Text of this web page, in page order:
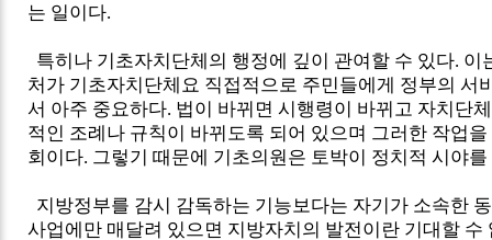
는 일이다.
특히나 기초자치단체의 행정에 깊이 관여할 수 있다. 이
처가 기초자치단체요 직접적으로 주민들에게 정부의 서
서 아주 중요하다. 법이 바뀌면 시행령이 바뀌고 자치단
적인 조례나 규칙이 바뀌도록 되어 있으며 그러한 작업
회이다. 그렇기 때문에 기초의원은 토박이 정치적 시야
지방정부를 감시 감독하는 기능보다는 자기가 소속한
사업에만 매달려 있으면 지방자치의 발전이란 기대할 수